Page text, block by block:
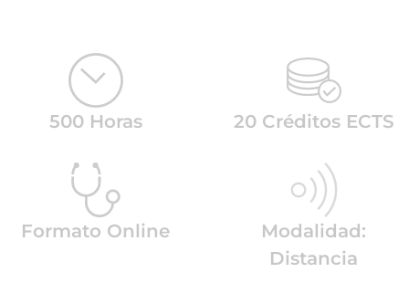
500 Horas 20 Créditos ECTS
Formato Online
Modalidad:
Distancia